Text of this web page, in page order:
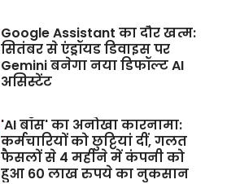
Google Assistant का दौर खत्म:
सितंबर से एंड्रॉयड डिवाइस पर
Gemini बनेगा नया डिफॉल्ट AI
असिस्टेंट
'AI बॉस' का अनोखा कारनामा:
कर्मचारियों को छुट्टियां दीं, गलत
फैसलों से 4 महीने में कंपनी को
हुआ 60 लाख रुपये का नुकसान